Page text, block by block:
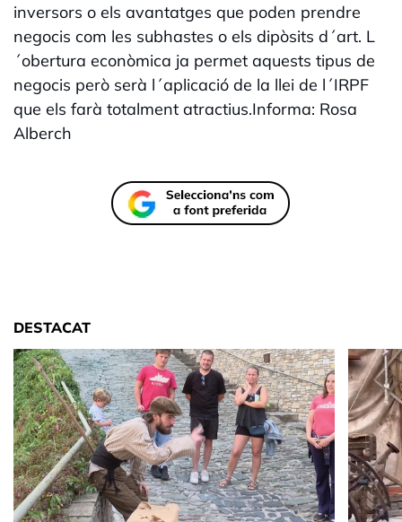
inversors o els avantatges que poden prendre
negocis com les subhastes o els dipòsits d´art. L
´obertura econòmica ja permet aquests tipus de
negocis però serà l´aplicació de la llei de l´IRPF
que els farà totalment atractius.Informa: Rosa
Alberch
DESTACAT